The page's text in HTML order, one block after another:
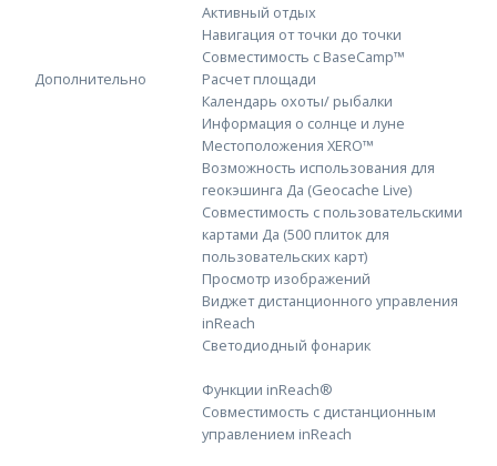
Дополнительно
Активный отдых
Навигация от точки до точки
Совместимость с BaseCamp™
Расчет площади
Календарь охоты/ рыбалки
Информация о солнце и луне
Местоположения XERO™
Возможность использования для
геокэшинга Да (Geocache Live)
Совместимость с пользовательскими
картами Да (500 плиток для
пользовательских карт)
Просмотр изображений
Виджет дистанционного управления
inReach
Светодиодный фонарик
Функции inReach®
Совместимость с дистанционным
управлением inReach